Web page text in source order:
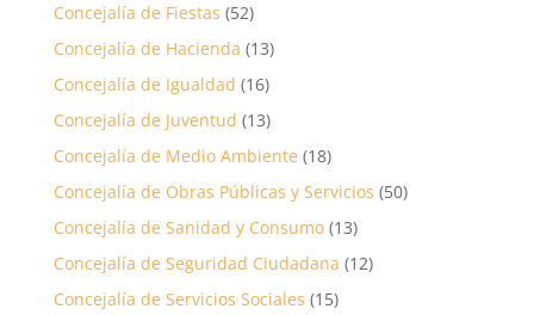
Concejalía de Fiestas (52)
Concejalía de Hacienda (13)
Concejalía de Igualdad (16)
Concejalía de Juventud (13)
Concejalía de Medio Ambiente (18)
Concejalía de Obras Públicas y Servicios (50)
Concejalía de Sanidad y Consumo(13)
Concejalía de Seguridad Ciudadana (12)
Concejalía de Servicios Sociales (15)